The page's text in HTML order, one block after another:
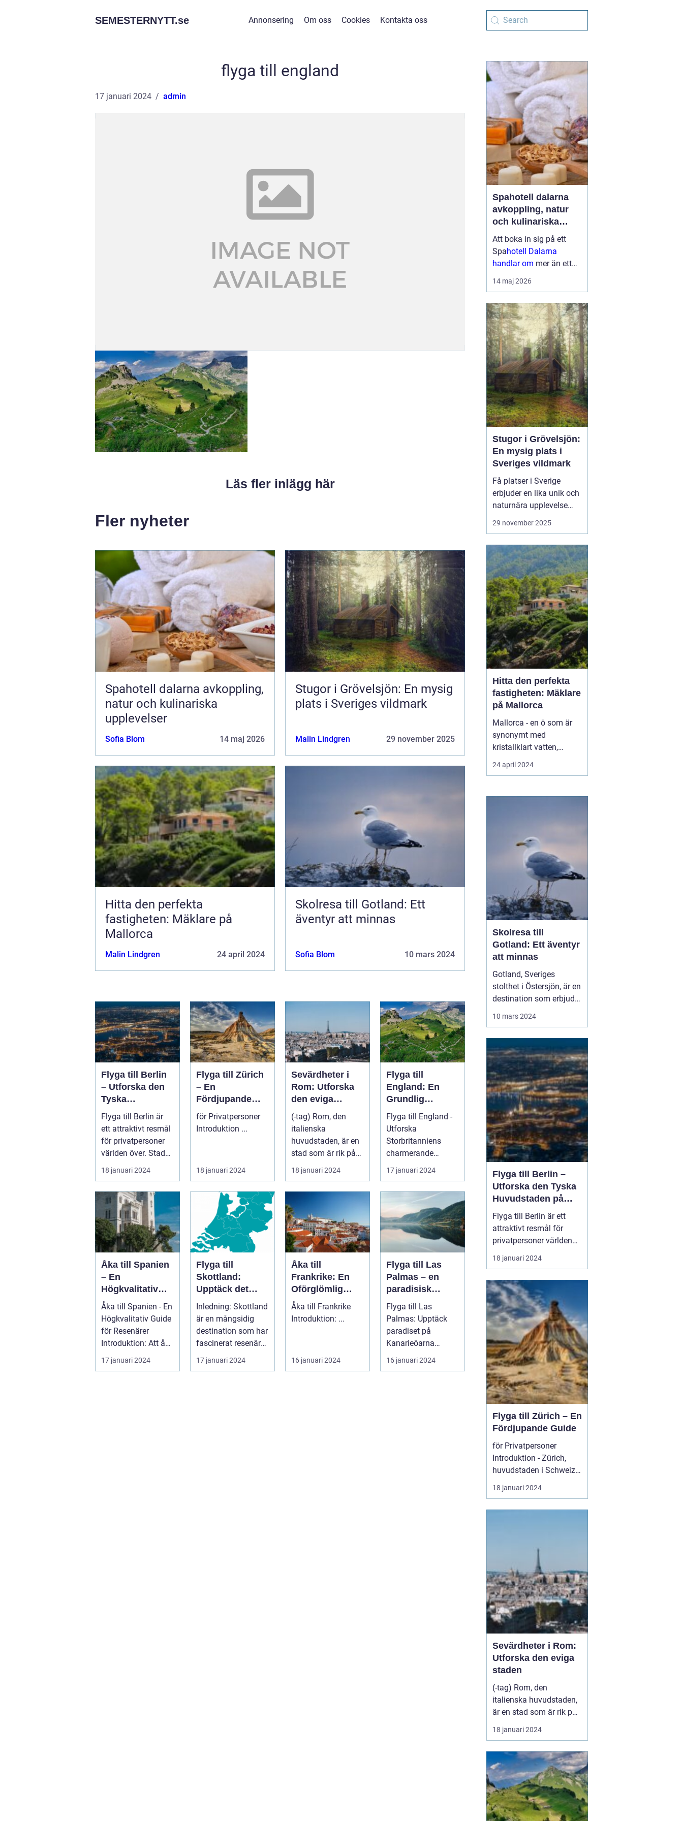
SEMESTERNYTT.se Annonsering Om oss Cookies Kontakta oss
flyga till england
17 januari 2024 admin
Läs fler inlägg här
Fler nyheter
Spahotell dalarna avkoppling,
natur och kulinariska
upplevelser
Sofia Blom 14 maj 2026
Stugor i Grövelsjön: En mysig
plats i Sveriges vildmark
Malin Lindgren 29 november 2025
Hitta den perfekta
fastigheten: Mäklare på
Mallorca
Malin Lindgren 24 april 2024
Skolresa till Gotland: Ett
äventyr att minnas
Sofia Blom 10 mars 2024
Flyga till Berlin
– Utforska den
Tyska
Huvudstaden på
Nära Håll
Flyga till Berlin är
ett attraktivt resmål
för privatpersoner
världen över. Staden
i sig bjuder på e...
18 januari 2024
Flyga till Zürich
– En
Fördjupande
Guide
för Privatpersoner
Introduktion ...
18 januari 2024
Sevärdheter i
Rom: Utforska
den eviga
staden
(-tag) Rom, den
italienska
huvudstaden, är en
stad som är rik på
historia, kultur och
vackra sevärd...
18 januari 2024
Flyga till
England: En
Grundlig
Översikt
Flyga till England -
Utforska
Storbritanniens
charmerande
destinationer
Övergripande
introduktion ...
17 januari 2024
Åka till Spanien
– En
Högkvalitativ
Guide för
Resenärer
Åka till Spanien - En
Högkvalitativ Guide
för Resenärer
Introduktion: Att åka
till Spanien är en
dr...
17 januari 2024
Flyga till
Skottland:
Upptäck det
Fascinerande
Landet
Inledning: Skottland
är en mångsidig
destination som har
fascinerat resenärer
i århundraden. Med
sin...
17 januari 2024
Åka till
Frankrike: En
Oförglömlig
Resa
Åka till Frankrike
Introduktion: ...
16 januari 2024
Flyga till Las
Palmas – en
paradisisk
destination
Flyga till Las
Palmas: Upptäck
paradiset på
Kanarieöarna
16 januari 2024
Spahotell dalarna
avkoppling, natur
och kulinariska
upplevelser
Att boka in sig på ett
Spahotell Dalarna
handlar om mer än ett
varmt bad och en skön
säng. Många söker en
tystnar, kroppen får
återhämta sig och
sinnena fylls av nya
intryck. I Dalarna möts
gäster...
14 maj 2026
Stugor i Grövelsjön:
En mysig plats i
Sveriges vildmark
Få platser i Sverige
erbjuder en lika unik och
naturnära upplevelse
som stugor i Grövelsjön.
landskap är Grövelsjön
en attraktion för alla
som sö...
29 november 2025
Hitta den perfekta
fastigheten: Mäklare
på Mallorca
Mallorca - en ö som är
synonymt med
kristallklart vatten,
varma solstrålar,
maleriska
nattliv. Denna spanska ö
för både semesterfirare
24 april 2024
Skolresa till
Gotland: Ett äventyr
att minnas
Gotland, Sveriges
stolthet i Östersjön, är en
destination som erbjuder
naturlig skönhet, är ett
populärt val för skolr...
10 mars 2024
Flyga till Berlin –
Utforska den Tyska
Huvudstaden på
Nära Håll
Flyga till Berlin är ett
attraktivt resmål för
privatpersoner världen
över. Staden i sig bjuder
på en rik historia,
många sevärdheter. I
denna artikel kommer vi
att ge dig en grundlig
översikt över att resa till
Berlin, presenter...
18 januari 2024
Flyga till Zürich – En
Fördjupande Guide
för Privatpersoner
Introduktion - Zürich,
huvudstaden i Schweiz,
är inte bara känt för s...
18 januari 2024
Sevärdheter i Rom:
Utforska den eviga
staden
(-tag) Rom, den
italienska huvudstaden,
är en stad som är rik på
historia, kultur och
vackra sevärdheter. Att
stappla genom tiden och
uppleva livet under det
antika romerska
imperiet. Från kolossala
ruiner till vackra
18 januari 2024